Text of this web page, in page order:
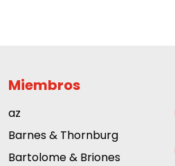
Miembros
az
Barnes & Thornburg
Bartolome & Briones